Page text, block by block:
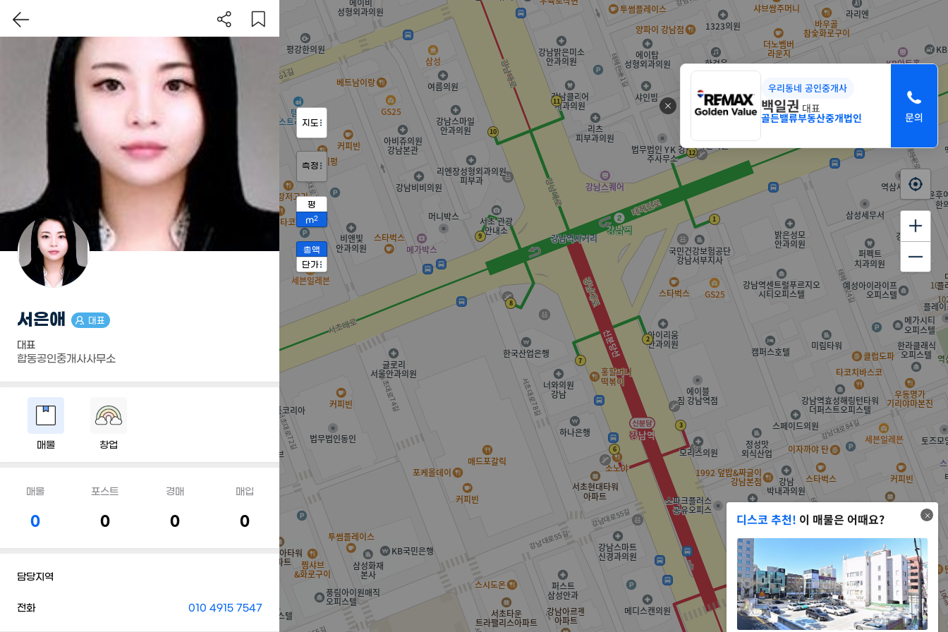
디스코 추천! 이 매물은 어때요?
우리동네 공인중개사
백일권 대표
골든밸류부동산중개법인
지도
측정
평
m2
총액
단가
서은애 대표
대표
합동공인중개사사무소
매물 창업
매물
0
포스트
0
경매
0
매입
0
담당지역
전화 010 4915 7547